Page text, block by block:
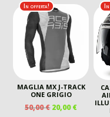
ORIGINALE
ERA:
390,00 €.
220,00
In offerta!
MAGLIA MX J-TRACK
ONE GRIGIO
50,00€ IL
20,00€IL